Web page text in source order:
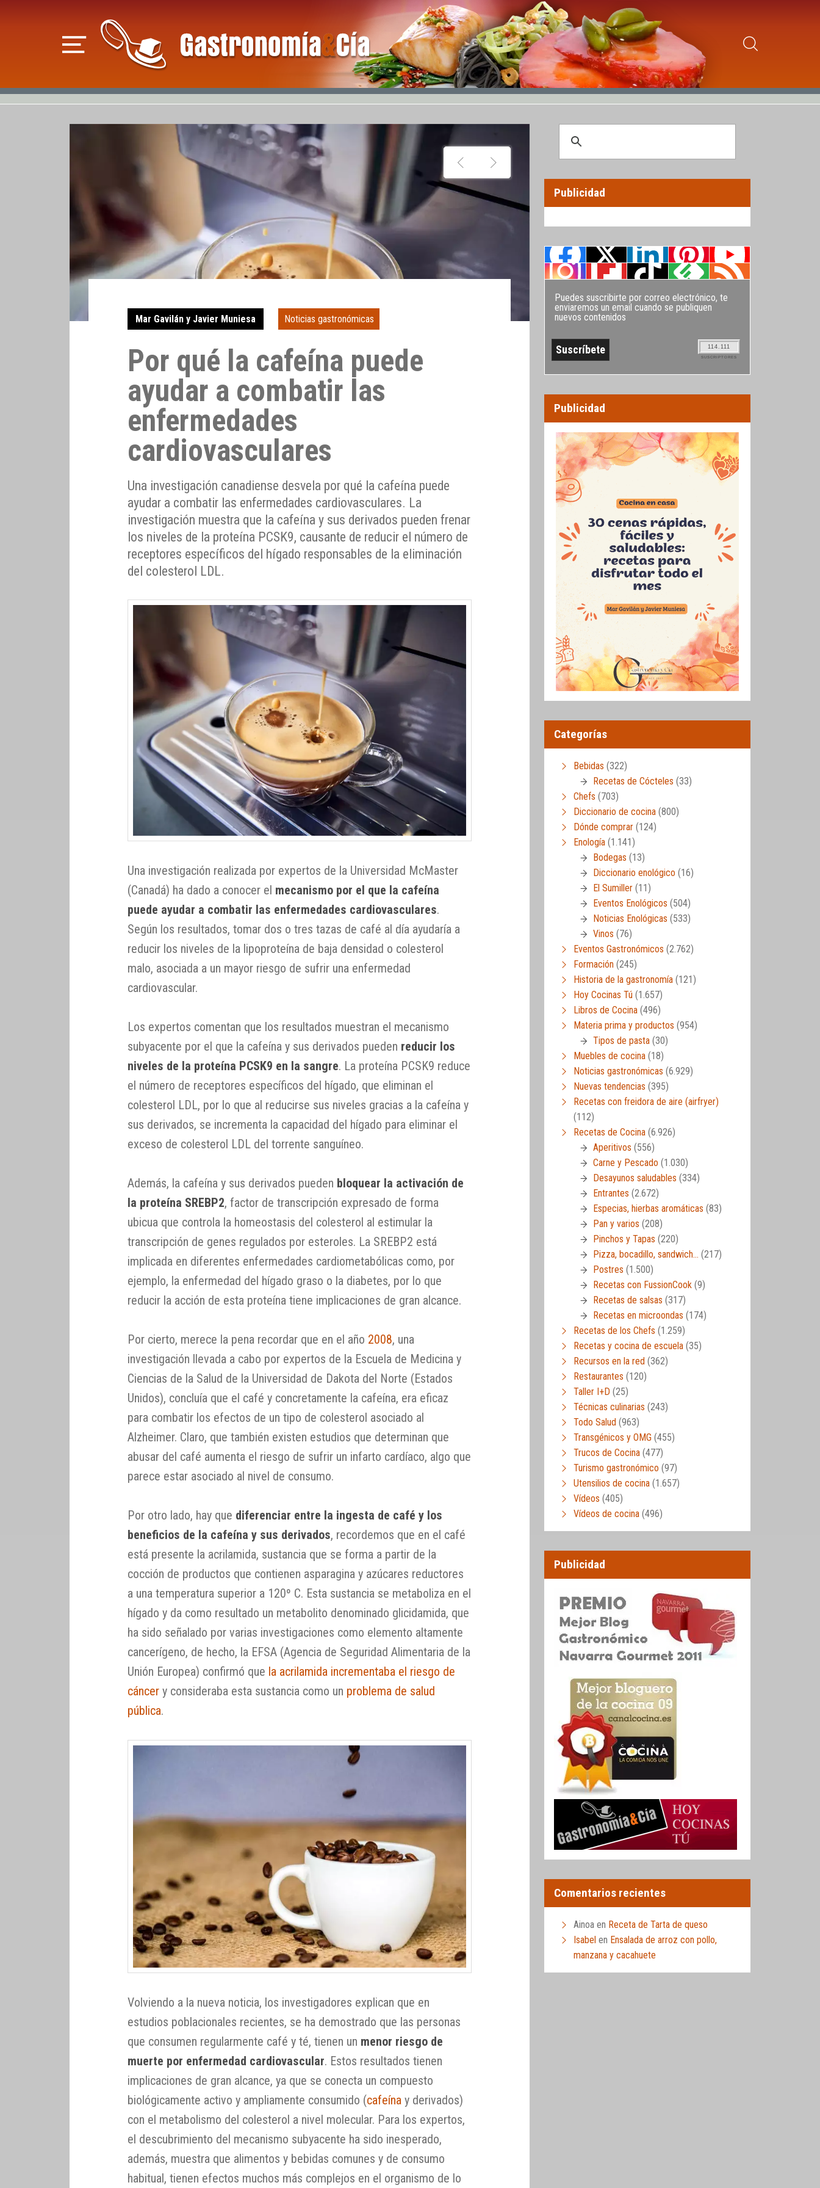
Mar Gavilán y Javier Muniesa Noticias gastronómicas
Por qué la cafeína puede
ayudar a combatir las
enfermedades
cardiovasculares
Una investigación canadiense desvela por qué la cafeína puede
ayudar a combatir las enfermedades cardiovasculares. La
investigación muestra que la cafeína y sus derivados pueden frenar
los niveles de la proteína PCSK9, causante de reducir el número de
receptores específicos del hígado responsables de la eliminación
del colesterol LDL.
Una investigación realizada por expertos de la Universidad McMaster
(Canadá) ha dado a conocer el mecanismo por el que la cafeína
puede ayudar a combatir las enfermedades cardiovasculares.
Según los resultados, tomar dos o tres tazas de café al día ayudaría a
reducir los niveles de la lipoproteína de baja densidad o colesterol
malo, asociada a un mayor riesgo de sufrir una enfermedad
cardiovascular.
Los expertos comentan que los resultados muestran el mecanismo
subyacente por el que la cafeína y sus derivados pueden reducir los
niveles de la proteína PCSK9 en la sangre. La proteína PCSK9 reduce
el número de receptores específicos del hígado, que eliminan el
colesterol LDL, por lo que al reducirse sus niveles gracias a la cafeína y
sus derivados, se incrementa la capacidad del hígado para eliminar el
exceso de colesterol LDL del torrente sanguíneo.
Además, la cafeína y sus derivados pueden bloquear la activación de
la proteína SREBP2, factor de transcripción expresado de forma
ubicua que controla la homeostasis del colesterol al estimular la
transcripción de genes regulados por esteroles. La SREBP2 está
implicada en diferentes enfermedades cardiometabólicas como, por
ejemplo, la enfermedad del hígado graso o la diabetes, por lo que
reducir la acción de esta proteína tiene implicaciones de gran alcance.
Por cierto, merece la pena recordar que en el año 2008, una
investigación llevada a cabo por expertos de la Escuela de Medicina y
Ciencias de la Salud de la Universidad de Dakota del Norte (Estados
Unidos), concluía que el café y concretamente la cafeína, era eficaz
para combatir los efectos de un tipo de colesterol asociado al
Alzheimer. Claro, que también existen estudios que determinan que
abusar del café aumenta el riesgo de sufrir un infarto cardíaco, algo que
parece estar asociado al nivel de consumo.
Por otro lado, hay que diferenciar entre la ingesta de café y los
beneficios de la cafeína y sus derivados, recordemos que en el café
está presente la acrilamida, sustancia que se forma a partir de la
cocción de productos que contienen asparagina y azúcares reductores
a una temperatura superior a 120º C. Esta sustancia se metaboliza en el
hígado y da como resultado un metabolito denominado glicidamida, que
ha sido señalado por varias investigaciones como elemento altamente
cancerígeno, de hecho, la EFSA (Agencia de Seguridad Alimentaria de la
Unión Europea) confirmó que la acrilamida incrementaba el riesgo de
cáncer y consideraba esta sustancia como un problema de salud
pública.
Volviendo a la nueva noticia, los investigadores explican que en
estudios poblacionales recientes, se ha demostrado que las personas
que consumen regularmente café y té, tienen un menor riesgo de
muerte por enfermedad cardiovascular. Estos resultados tienen
implicaciones de gran alcance, ya que se conecta un compuesto
biológicamente activo y ampliamente consumido (cafeína y derivados)
con el metabolismo del colesterol a nivel molecular. Para los expertos,
el descubrimiento del mecanismo subyacente ha sido inesperado,
además, muestra que alimentos y bebidas comunes y de consumo
habitual, tienen efectos muchos más complejos en el organismo de lo
Publicidad
Puedes suscribirte por correo electrónico, te
enviaremos un email cuando se publiquen
nuevos contenidos
114.111
SUSCRIPTORES
Publicidad
Categorías
Bebidas (322)
Recetas de Cócteles (33)
Chefs (703)
Diccionario de cocina (800)
Dónde comprar (124)
Enología (1.141)
Bodegas (13)
Diccionario enológico (16)
El Sumiller (11)
Eventos Enológicos (504)
Noticias Enológicas (533)
Vinos (76)
Eventos Gastronómicos (2.762)
Formación (245)
Historia de la gastronomía (121)
Hoy Cocinas Tú (1.657)
Libros de Cocina (496)
Materia prima y productos (954)
Tipos de pasta (30)
Muebles de cocina (18)
Noticias gastronómicas (6.929)
Nuevas tendencias (395)
Recetas con freidora de aire (airfryer)
(112)
Recetas de Cocina (6.926)
Aperitivos (556)
Carne y Pescado (1.030)
Desayunos saludables (334)
Entrantes (2.672)
Especias, hierbas aromáticas (83)
Pan y varios (208)
Pinchos y Tapas (220)
Pizza, bocadillo, sandwich… (217)
Postres (1.500)
Recetas con FussionCook (9)
Recetas de salsas (317)
Recetas en microondas (174)
Recetas de los Chefs (1.259)
Recetas y cocina de escuela (35)
Recursos en la red (362)
Restaurantes (120)
Taller I+D (25)
Técnicas culinarias (243)
Todo Salud (963)
Transgénicos y OMG (455)
Trucos de Cocina (477)
Turismo gastronómico (97)
Utensilios de cocina (1.657)
Vídeos (405)
Vídeos de cocina (496)
Publicidad
Comentarios recientes
Ainoa en Receta de Tarta de queso
Isabel en Ensalada de arroz con pollo,
manzana y cacahuete